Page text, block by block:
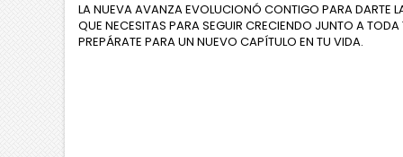
LA NUEVA AVANZA EVOLUCIONÓ CONTIGO PARA DARTE
QUE NECESITAS PARA SEGUIR CRECIENDO JUNTO A TODA
PREPÁRATE PARA UN NUEVO CAPÍTULO EN TU VIDA.